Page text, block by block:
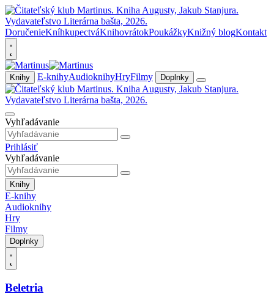
DoručenieKníhkupectváKnihovrátokPoukážkyKnižný blogKontakt
Knihy E-knihyAudioknihyHryFilmy Doplnky
Vyhľadávanie
Prihlásiť
Vyhľadávanie
Knihy
E-knihy
Audioknihy
Hry
Filmy
Doplnky
Beletria